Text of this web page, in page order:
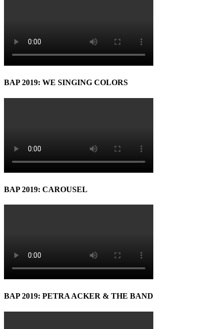
BAP 2019: WE SINGING COLORS
BAP 2019: CAROUSEL
BAP 2019: PETRA ACKER & THE BAND